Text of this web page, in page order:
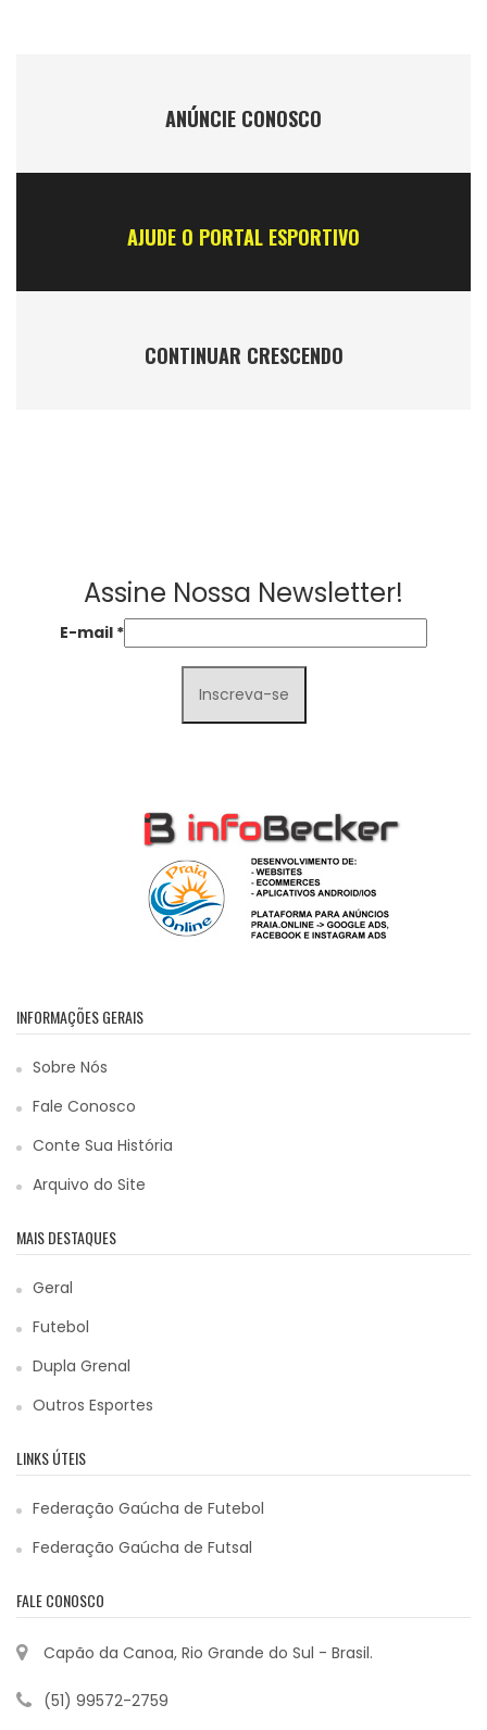
ANÚNCIE CONOSCO
AJUDE O PORTAL ESPORTIVO
CONTINUAR CRESCENDO
Assine Nossa Newsletter!
E-mail *
INFORMAÇÕES GERAIS
Sobre Nós
Fale Conosco
Conte Sua História
Arquivo do Site
MAIS DESTAQUES
Geral
Futebol
Dupla Grenal
Outros Esportes
LINKS ÚTEIS
Federação Gaúcha de Futebol
Federação Gaúcha de Futsal
FALE CONOSCO
Capão da Canoa, Rio Grande do Sul - Brasil.
(51) 99572-2759